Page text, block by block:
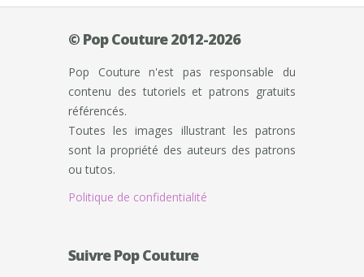
© Pop Couture 2012-2026
Pop Couture n'est pas responsable du
contenu des tutoriels et patrons gratuits
référencés.
Toutes les images illustrant les patrons
sont la propriété des auteurs des patrons
ou tutos.
Politique de confidentialité
Suivre Pop Couture